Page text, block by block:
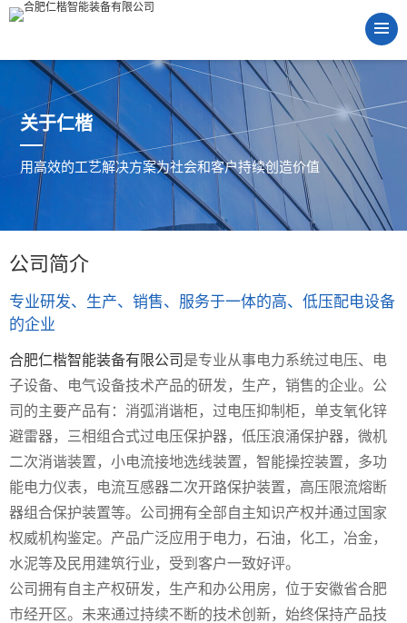
关于仁楷
用高效的工艺解决方案为社会和客户持续创造价值
公司简介
专业研发、生产、销售、服务于一体的高、低压配电设备
的企业
合肥仁楷智能装备有限公司 是专业从事电力系统过电压、电
子设备、电气设备技术产品的研发，生产，销售的企业。公
司的主要产品有：消弧消谐柜，过电压抑制柜，单支氧化锌
避雷器，三相组合式过电压保护器，低压浪涌保护器，微机
二次消谐装置，小电流接地选线装置，智能操控装置，多功
能电力仪表，电流互感器二次开路保护装置，高压限流熔断
器组合保护装置等。公司拥有全部自主知识产权并通过国家
权威机构鉴定。产品广泛应用于电力，石油，化工，冶金，
水泥等及民用建筑行业，受到客户一致好评。
公司拥有自主产权研发，生产和办公用房，位于安徽省合肥
市经开区。未来通过持续不断的技术创新，始终保持产品技